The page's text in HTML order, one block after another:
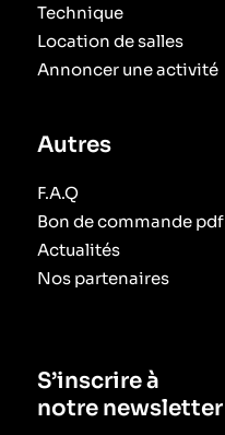
Technique
Location de salles
Annoncer une activité
Autres
F.A.Q
Bon de commande pdf
Actualités
Nos partenaires
S’inscrire à
notre newsletter